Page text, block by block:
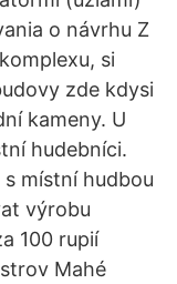
o návrhu Z
si
zde kdysi
kameny. U
hudebníci.
místní hudbou
výrobu
100 rupií
Mahé